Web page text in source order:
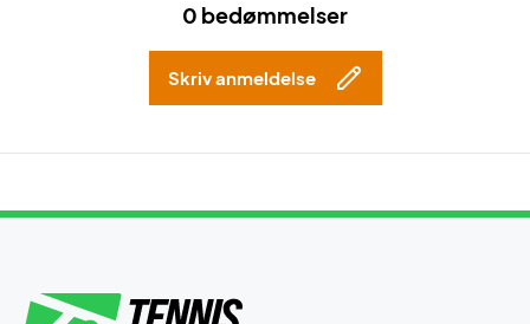
0 bedømmelser
Skriv anmeldelse